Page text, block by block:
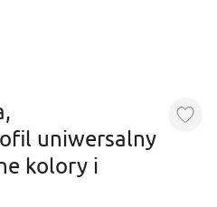
uniwersalny
kolory i